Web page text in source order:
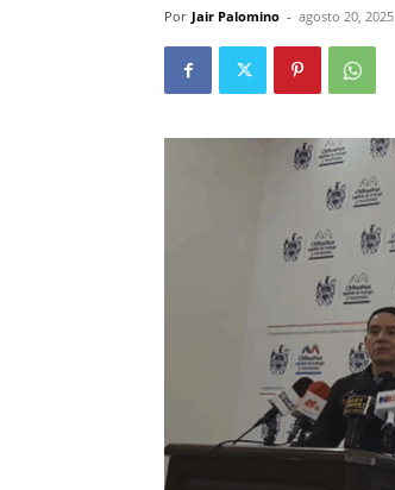
Por Jair Palomino - agosto 20, 2025